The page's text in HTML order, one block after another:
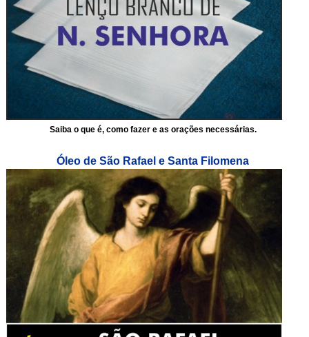
Saiba o que é, como fazer e as orações necessárias.
Óleo de São Rafael e Santa Filomena